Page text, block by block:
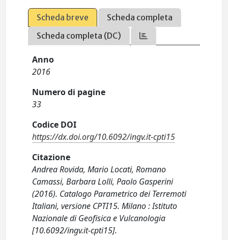
Scheda breve
Scheda completa
Scheda completa (DC)
Anno
2016
Numero di pagine
33
Codice DOI
https://dx.doi.org/10.6092/ingv.it-cpti15
Citazione
Andrea Rovida, Mario Locati, Romano
Camassi, Barbara Lolli, Paolo Gasperini
(2016). Catalogo Parametrico dei Terremoti
Italiani, versione CPTI15. Milano : Istituto
Nazionale di Geofisica e Vulcanologia
[10.6092/ingv.it-cpti15].